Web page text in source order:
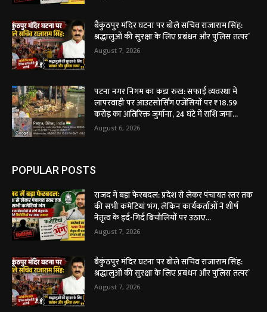
बैकुंठपुर मंदिर घटना पर बोले सचिव राजाराम सिंह:
श्रद्धालुओं की सुरक्षा के लिए प्रबंधन और पुलिस तत्पर’
August 7, 2026
पटना नगर निगम का कड़ा रुख: सफाई व्यवस्था में
लापरवाही पर आउटसोर्सिंग एजेंसियों पर ₹18.59
करोड़ का अतिरिक्त जुर्माना, 24 घंटे में राशि जमा...
August 6, 2026
POPULAR POSTS
राजद में बड़ा फेरबदल: प्रदेश से लेकर पंचायत स्तर तक
की सभी कमेटियां भंग, लेकिन कार्यकर्ताओं ने शीर्ष
नेतृत्व के इर्द-गिर्द बिचौलियों पर उठाए...
August 7, 2026
बैकुंठपुर मंदिर घटना पर बोले सचिव राजाराम सिंह:
श्रद्धालुओं की सुरक्षा के लिए प्रबंधन और पुलिस तत्पर’
August 7, 2026